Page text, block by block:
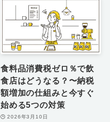
食料品消費税ゼロ％で飲
食店はどうなる？〜納税
額増加の仕組みと今すぐ
始める5つの対策
2026年3月10日